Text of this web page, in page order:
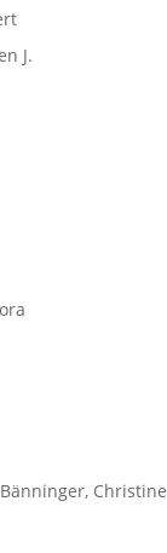
J.
Christine